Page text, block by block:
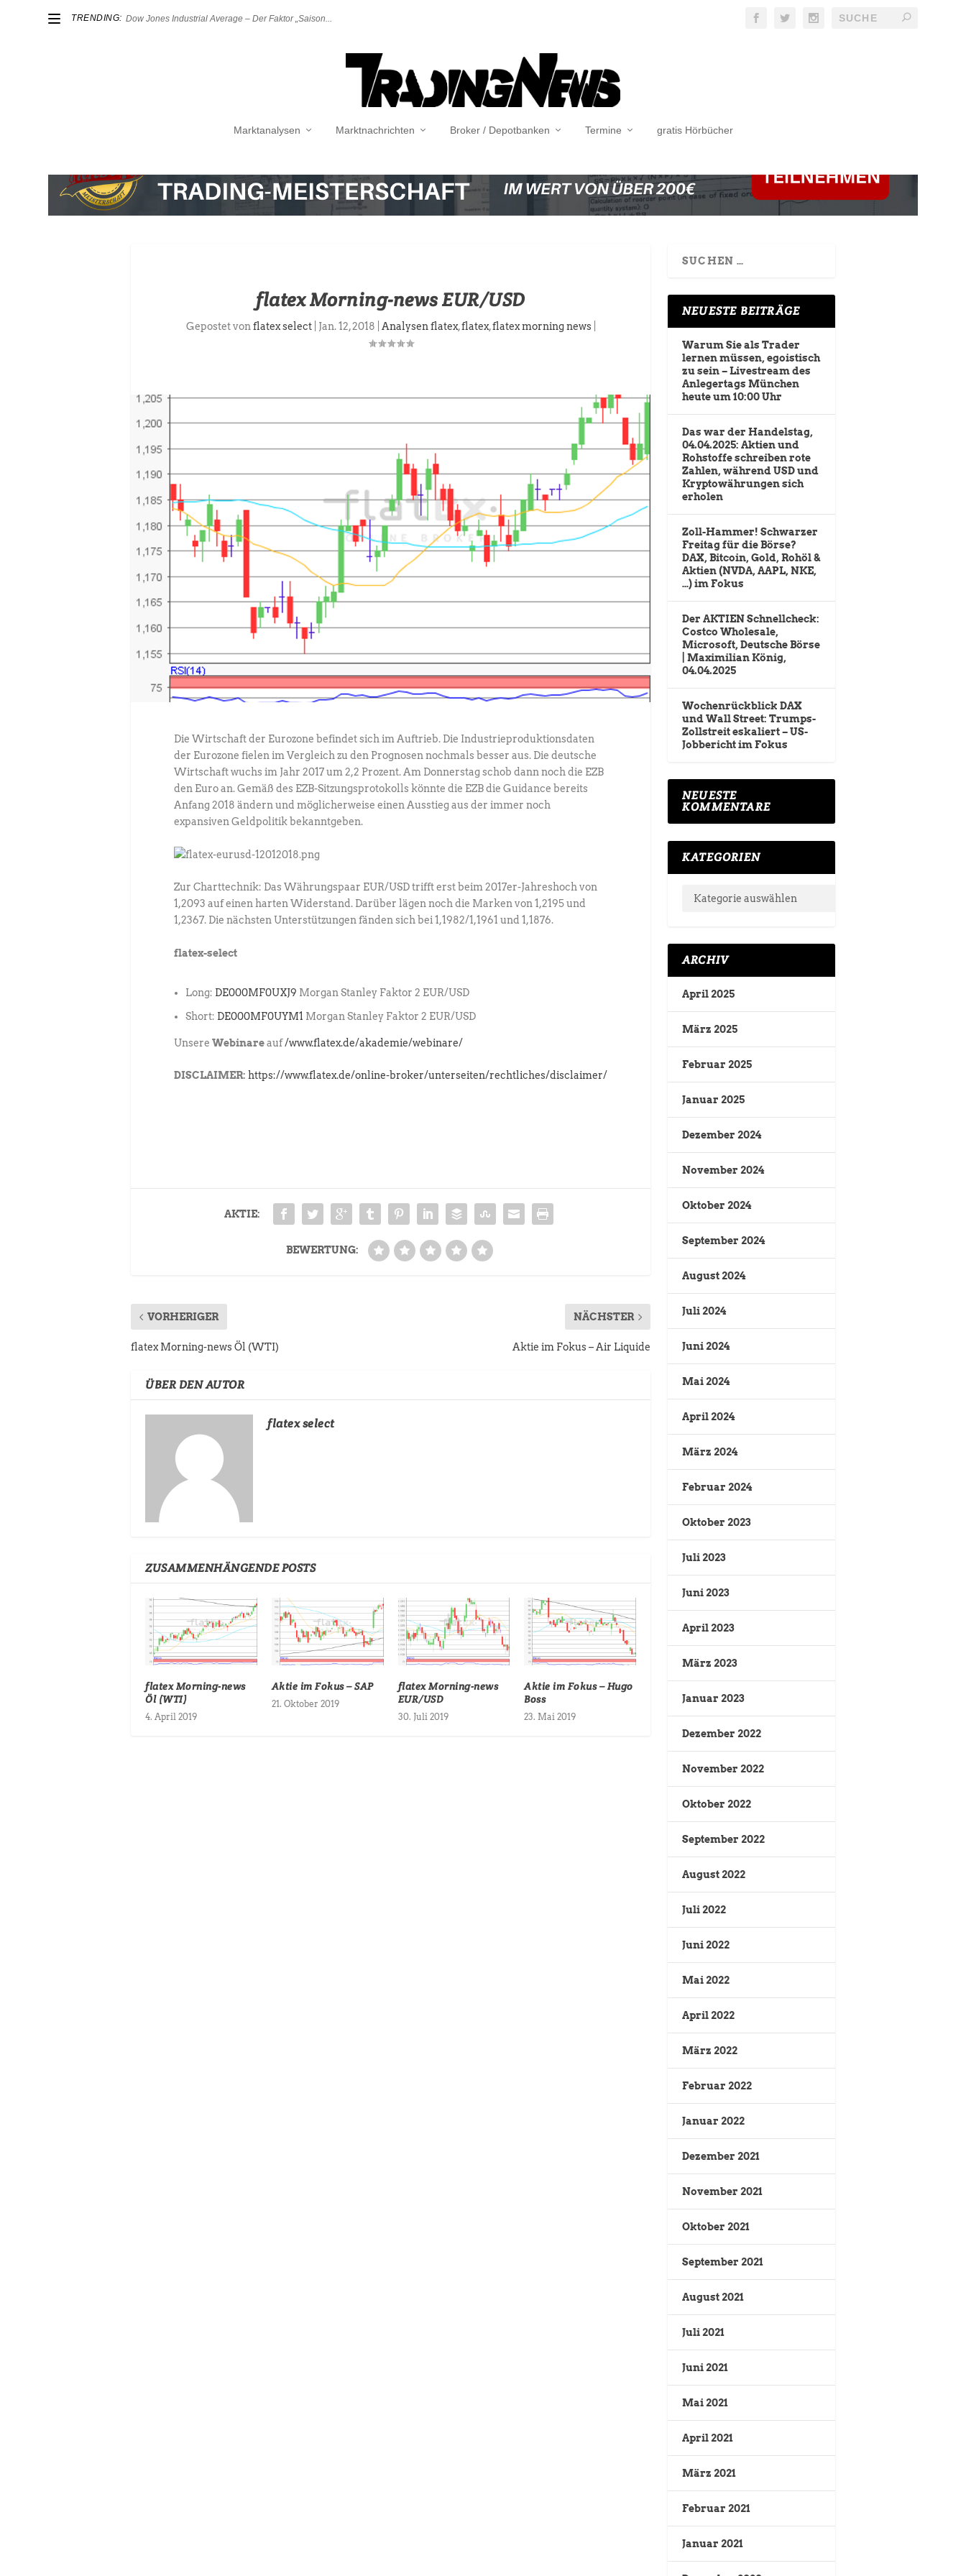
TRENDING: Dow Jones Industrial Average – Der Faktor „Saison...
Marktanalysen Marktnachrichten Broker / Depotbanken Termine gratis Hörbücher
flatex Morning-news EUR/USD
Gepostet von flatex select| Jan. 12, 2018 Analysen flatex,flatex,flatex morning news|
Die Wirtschaft der Eurozone befindet sich im Auftrieb. Die Industrieproduktionsdaten
der Eurozone fielen im Vergleich zu den Prognosen nochmals besser aus. Die deutsche
Wirtschaft wuchs im Jahr 2017 um 2,2 Prozent. Am Donnerstag schob dann noch die EZB
den Euro an. Gemäß des EZB-Sitzungsprotokolls könnte die EZB die Guidance bereits
Anfang 2018 ändern und möglicherweise einen Ausstieg aus der immer noch
expansiven Geldpolitik bekanntgeben.
Zur Charttechnik: Das Währungspaar EUR/USD trifft erst beim 2017er-Jahreshoch von
1,2093 auf einen harten Widerstand. Darüber lägen noch die Marken von 1,2195 und
1,2367. Die nächsten Unterstützungen fänden sich bei 1,1982/1,1961 und 1,1876.
flatex-select
Long: DE000MF0UXJ9 Morgan Stanley Faktor 2 EUR/USD
Short: DE000MF0UYM1 Morgan Stanley Faktor 2 EUR/USD
Unsere Webinareauf/www.flatex.de/akademie/webinare/
DISCLAIMER: https://www.flatex.de/online-broker/unterseiten/rechtliches/disclaimer/
AKTIE:
BEWERTUNG:
VORHERIGER
flatex Morning-news Öl (WTI)
NÄCHSTER
Aktie im Fokus – Air Liquide
ÜBER DEN AUTOR
flatex select
ZUSAMMENHÄNGENDE POSTS
flatex Morning-news
Öl (WTI)
4. April 2019
Aktie im Fokus – SAP
21. Oktober 2019
flatex Morning-news
EUR/USD
30. Juli 2019
Aktie im Fokus – Hugo
Boss
23. Mai 2019
NEUESTE BEITRÄGE
Warum Sie als Trader
lernen müssen, egoistisch
zu sein – Livestream des
Anlegertags München
heute um 10:00 Uhr
Das war der Handelstag,
04.04.2025: Aktien und
Rohstoffe schreiben rote
Zahlen, während USD und
Kryptowährungen sich
erholen
Zoll-Hammer! Schwarzer
Freitag für die Börse?
DAX, Bitcoin, Gold, Rohöl &
Aktien (NVDA, AAPL, NKE,
…) im Fokus
Der AKTIEN Schnellcheck:
Costco Wholesale,
Microsoft, Deutsche Börse
| Maximilian König,
04.04.2025
Wochenrückblick DAX
und Wall Street: Trumps-
Zollstreit eskaliert – US-
Jobbericht im Fokus
NEUESTE
KOMMENTARE
KATEGORIEN
ARCHIV
April 2025
März 2025
Februar 2025
Januar 2025
Dezember 2024
November 2024
Oktober 2024
September 2024
August 2024
Juli 2024
Juni 2024
Mai 2024
April 2024
März 2024
Februar 2024
Oktober 2023
Juli 2023
Juni 2023
April 2023
März 2023
Januar 2023
Dezember 2022
November 2022
Oktober 2022
September 2022
August 2022
Juli 2022
Juni 2022
Mai 2022
April 2022
März 2022
Februar 2022
Januar 2022
Dezember 2021
November 2021
Oktober 2021
September 2021
August 2021
Juli 2021
Juni 2021
Mai 2021
April 2021
März 2021
Februar 2021
Januar 2021